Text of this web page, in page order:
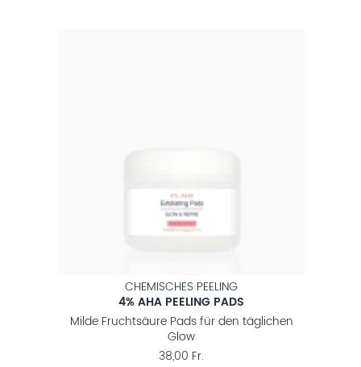
CHEMISCHES PEELING
4% AHA PEELING PADS
Milde Fruchtsäure Pads für den täglichen
Glow
38,00 Fr.